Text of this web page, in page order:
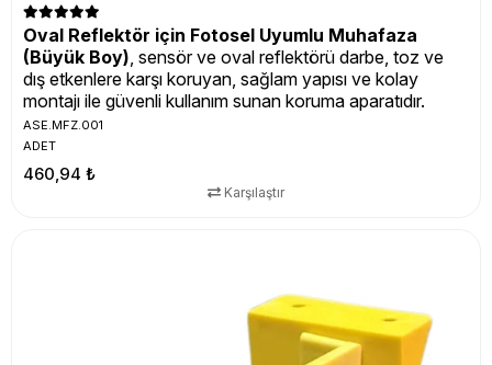
Oval Reflektör için Fotosel Uyumlu Muhafaza
(Büyük Boy), sensör ve oval reflektörü darbe, toz ve
dış etkenlere karşı koruyan, sağlam yapısı ve kolay
montajı ile güvenli kullanım sunan koruma aparatıdır.
ASE.MFZ.001
ADET
460,94 ₺
Karşılaştır